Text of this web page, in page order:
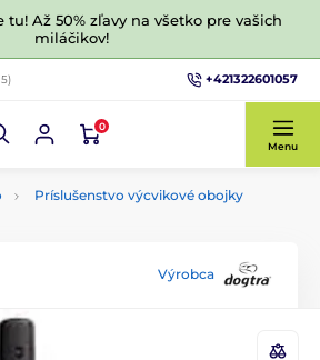
Až 50% zľavy na všetko pre vašich
miláčikov!
+421322601057
0
Menu
Príslušenstvo výcvikové obojky
Výrobca